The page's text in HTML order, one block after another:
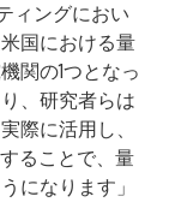
ィングにおい
国における量
関の1つとなっ
、研究者らは
際に活用し、
ることで、量
になります」